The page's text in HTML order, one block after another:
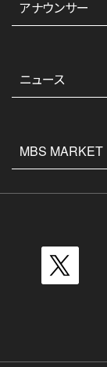
アナウンサー
ニュース
MBS MARKET